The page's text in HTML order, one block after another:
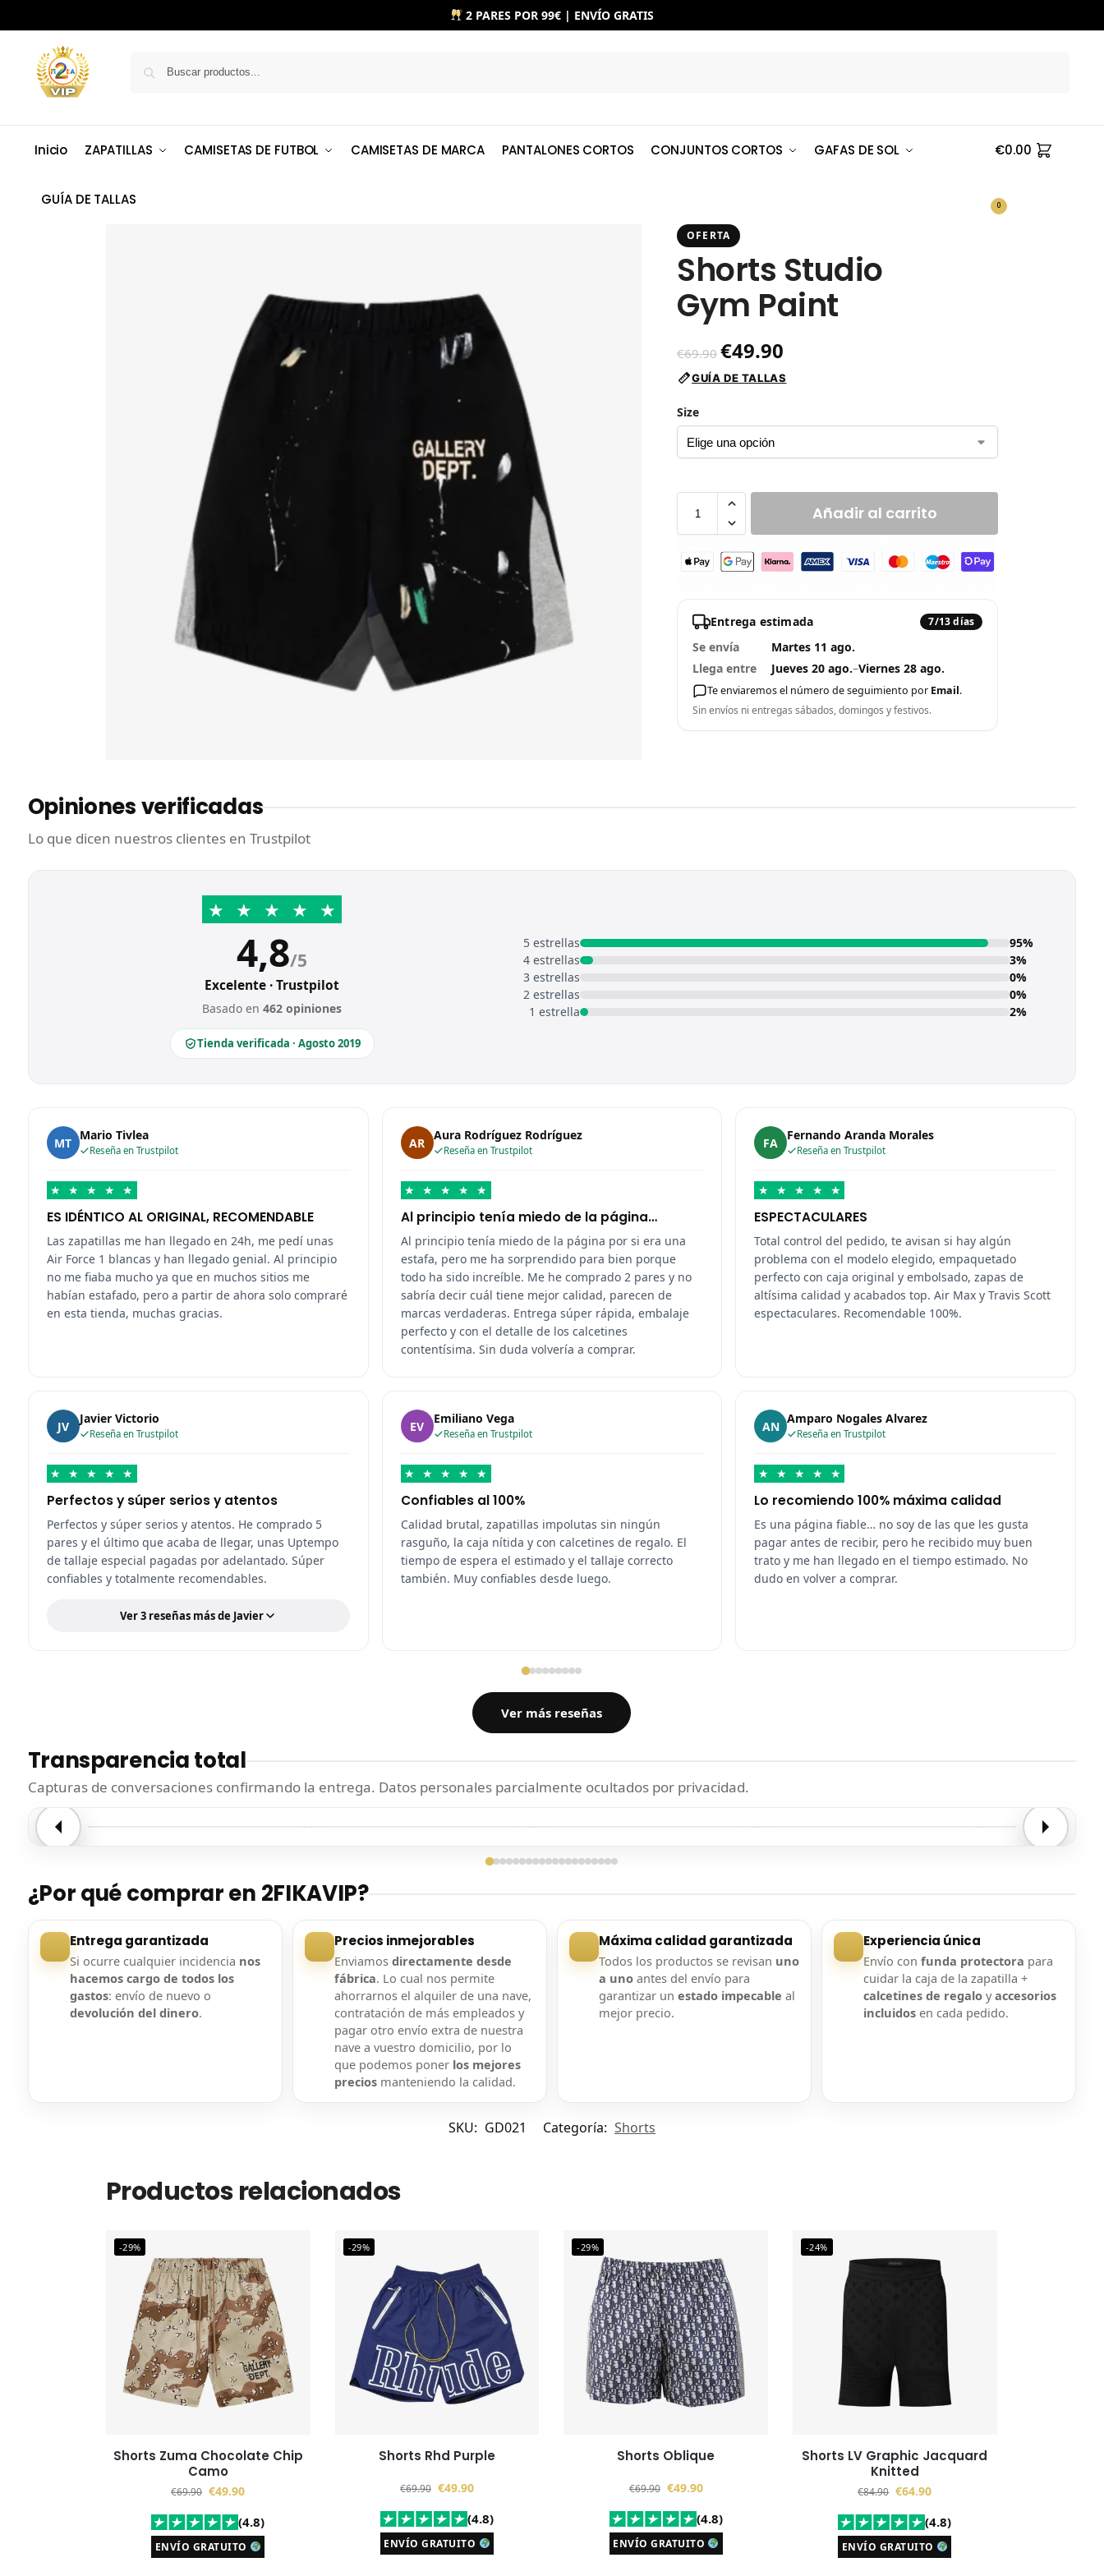
2 PARES POR 99€ | ENVÍO GRATIS
Inicio ZAPATILLAS CAMISETAS DE FUTBOL CAMISETAS DE MARCA PANTALONES CORTOS CONJUNTOS CORTOS GAFAS DE SOL
GUÍA DE TALLAS
€0.00
0
OFERTA
Shorts Studio
Gym Paint
€69.90 €49.90
GUÍA DE TALLAS
Size
Añadir al carrito
Entrega estimada 7/13 días
Se envía
Martes 11 ago.
Llega entre
Jueves 20 ago.–Viernes 28 ago.
Te enviaremos el número de seguimiento por Email.
Sin envíos ni entregas sábados, domingos y festivos.
Opiniones verificadas
Lo que dicen nuestros clientes en Trustpilot
★ ★ ★ ★ ★
4,8/5
Excelente · Trustpilot
Basado en462 opiniones
Tienda verificada · Agosto 2019
5 estrellas
95%
4 estrellas
3%
3 estrellas
0%
2 estrellas
0%
1 estrella
2%
MT Mario Tivlea
Reseña en Trustpilot
★ ★ ★ ★ ★
ES IDÉNTICO AL ORIGINAL, RECOMENDABLE
Las zapatillas me han llegado en 24h, me pedí unas
Air Force 1 blancas y han llegado genial. Al principio
no me fiaba mucho ya que en muchos sitios me
habían estafado, pero a partir de ahora solo compraré
en esta tienda, muchas gracias.
AR Aura Rodríguez Rodríguez
Reseña en Trustpilot
★ ★ ★ ★ ★
Al principio tenía miedo de la página…
Al principio tenía miedo de la página por si era una
estafa, pero me ha sorprendido para bien porque
todo ha sido increíble. Me he comprado 2 pares y no
sabría decir cuál tiene mejor calidad, parecen de
marcas verdaderas. Entrega súper rápida, embalaje
perfecto y con el detalle de los calcetines
contentísima. Sin duda volvería a comprar.
FA Fernando Aranda Morales
Reseña en Trustpilot
★ ★ ★ ★ ★
ESPECTACULARES
Total control del pedido, te avisan si hay algún
problema con el modelo elegido, empaquetado
perfecto con caja original y embolsado, zapas de
altísima calidad y acabados top. Air Max y Travis Scott
espectaculares. Recomendable 100%.
JV Javier Victorio
Reseña en Trustpilot
★ ★ ★ ★ ★
Perfectos y súper serios y atentos
Perfectos y súper serios y atentos. He comprado 5
pares y el último que acaba de llegar, unas Uptempo
de tallaje especial pagadas por adelantado. Súper
confiables y totalmente recomendables.
Ver 3 reseñas más de Javier
EV Emiliano Vega
Reseña en Trustpilot
★ ★ ★ ★ ★
Confiables al 100%
Calidad brutal, zapatillas impolutas sin ningún
rasguño, la caja nítida y con calcetines de regalo. El
tiempo de espera el estimado y el tallaje correcto
también. Muy confiables desde luego.
AN Amparo Nogales Alvarez
Reseña en Trustpilot
★ ★ ★ ★ ★
Lo recomiendo 100% máxima calidad
Es una página fiable… no soy de las que les gusta
pagar antes de recibir, pero he recibido muy buen
trato y me han llegado en el tiempo estimado. No
dudo en volver a comprar.
Ver más reseñas
Transparencia total
Capturas de conversaciones confirmando la entrega. Datos personales parcialmente ocultados por privacidad.
Entrega confirmada
¿Por qué comprar en 2FIKAVIP?
Entrega garantizada
Si ocurre cualquier incidencia nos
hacemos cargo de todos los
gastos: envío de nuevo o
devolución del dinero.
Precios inmejorables
Enviamos directamente desde
fábrica. Lo cual nos permite
ahorrarnos el alquiler de una nave,
contratación de más empleados y
pagar otro envío extra de nuestra
nave a vuestro domicilio, por lo
que podemos poner los mejores
preciosmanteniendo la calidad.
Máxima calidad garantizada
Todos los productos se revisan uno
a unoantes del envío para
garantizar un estado impecable al
mejor precio.
Experiencia única
Envío confunda protectora para
cuidar la caja de la zapatilla +
calcetines de regalo yaccesorios
incluidos en cada pedido.
SKU: GD021 Categoría: Shorts
Productos relacionados
-29%
Shorts Zuma Chocolate Chip
Camo
€69.90 €49.90
(4.8)
ENVÍO GRATUITO
-29%
Shorts Rhd Purple
€69.90 €49.90
(4.8)
ENVÍO GRATUITO
-29%
Shorts Oblique
€69.90 €49.90
(4.8)
ENVÍO GRATUITO
-24%
Shorts LV Graphic Jacquard
Knitted
€84.90 €64.90
(4.8)
ENVÍO GRATUITO